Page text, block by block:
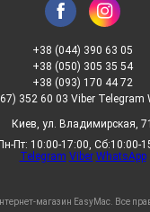
+38 (044) 390 63 05
+38 (050) 305 35 54
+38 (093) 170 44 72
352 60 03 Viber Telegram
Киев, ул. Владимирская, 71
Пт: 10:00-17:00, Сб:10:00-
Telegram Viber WhatsApp
магазин EasyMac. Все